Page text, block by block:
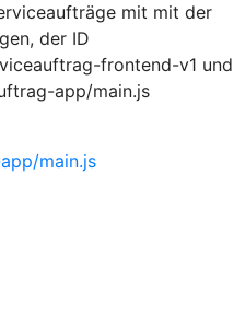
mit mit der
der ID
frontend-v1 und
app/main.js
main.js